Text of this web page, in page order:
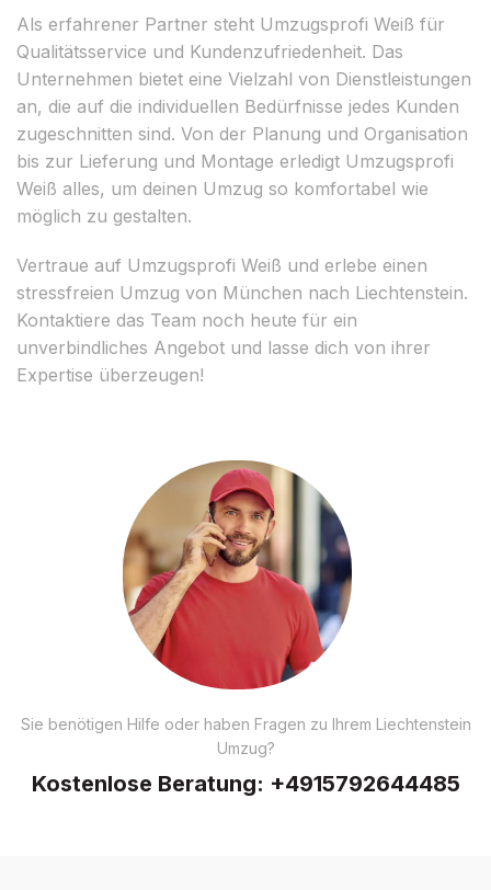
Als erfahrener Partner steht Umzugsprofi Weiß für
Qualitätsservice und Kundenzufriedenheit. Das
Unternehmen bietet eine Vielzahl von Dienstleistungen
an, die auf die individuellen Bedürfnisse jedes Kunden
zugeschnitten sind. Von der Planung und Organisation
bis zur Lieferung und Montage erledigt Umzugsprofi
Weiß alles, um deinen Umzug so komfortabel wie
möglich zu gestalten.
Vertraue auf Umzugsprofi Weiß und erlebe einen
stressfreien Umzug von München nach Liechtenstein.
Kontaktiere das Team noch heute für ein
unverbindliches Angebot und lasse dich von ihrer
Expertise überzeugen!
Sie benötigen Hilfe oder haben Fragen zu Ihrem Liechtenstein
Umzug?
Kostenlose Beratung: +4915792644485